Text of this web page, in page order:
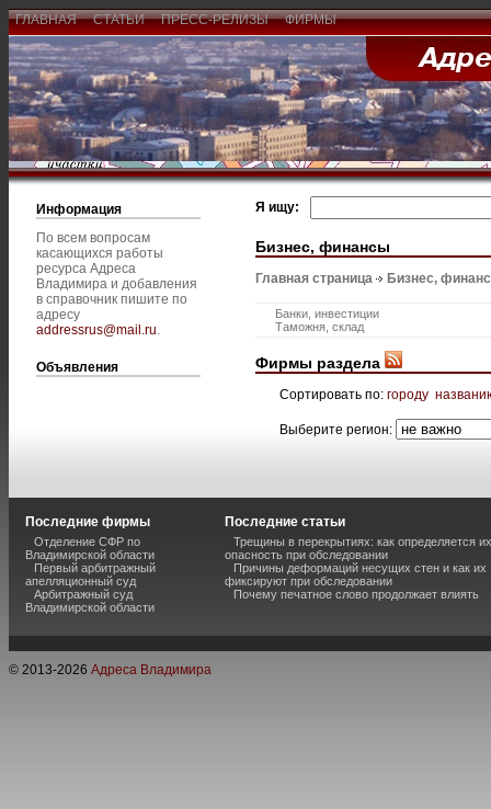
ГЛАВНАЯ СТАТЬИ ПРЕСС-РЕЛИЗЫ ФИРМЫ
Информация
По всем вопросам
касающихся работы
ресурса Адреса
Владимира и добавления
в справочник пишите по
адресу
addressrus@mail.ru.
Объявления
Я ищу:
Бизнес, финансы
Главная страница Бизнес,
Банки, инвестиции
Таможня, склад
Фирмы раздела
Сортировать по: городу
Выберите регион:
Последние фирмы
Отделение СФР по
Владимирской области
Первый арбитражный
апелляционный суд
Арбитражный суд
Владимирской области
Последние статьи
Трещины в перекрытиях: как определяется их
опасность при обследовании
Причины деформаций несущих стен и как их
фиксируют при обследовании
Почему печатное слово продолжает влиять
© 2013-2026 Адреса Владимира